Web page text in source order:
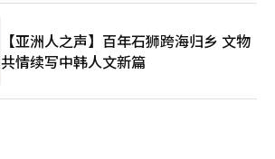
【亚洲人之声】百年石狮跨海归乡 文物
共情续写中韩人文新篇